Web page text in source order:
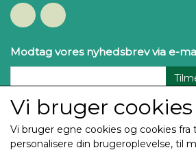
Modtag vores nyhedsbrev via e-
Vi bruger cookies
Vi bruger egne cookies og cookies fra
personalisere din brugeroplevelse, til